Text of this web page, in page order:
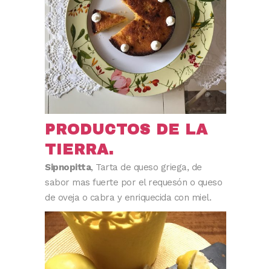
PRODUCTOS DE LA
TIERRA.
Sipnopitta, Tarta de queso griega, de
sabor mas fuerte por el requesón o queso
de oveja o cabra y enriquecida con miel.